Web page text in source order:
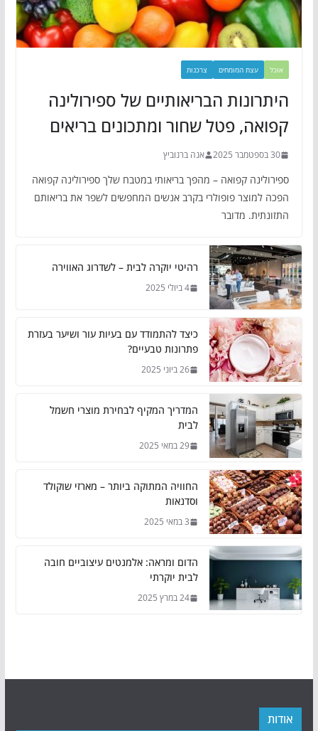
אוכל עצת המומחים צרכנות
היתרונות הבריאותיים של ספירולינה
קפואה, פטל שחור ומתכונים בריאים
30 בספטמבר 2025 אנה ברנוביץ
ספירולינה קפואה – מהפך בריאותי במטבח שלך ספירולינה קפואה
הפכה למוצר פופולרי בקרב אנשים המחפשים לשפר את בריאותם
התזונתית. מדובר
רהיטי יוקרה לבית – לשדרוג האווירה
4 ביולי 2025
כיצד להתמודד עם בעיות עור ושיער בעזרת
פתרונות טבעיים?
26 ביוני 2025
המדריך המקיף לבחירת מוצרי חשמל
לבית
29 במאי 2025
החוויה המתוקה ביותר – מארזי שוקולד
וסדנאות
3 במאי 2025
הדום ומראה: אלמנטים עיצוביים חובה
לבית יוקרתי
24 במרץ 2025
אודות